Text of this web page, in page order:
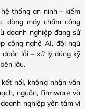
thống an ninh – kiểm
dòng máy chấm công
doanh nghiệp đang sử
công nghệ AI, đội ngũ
lỗi – xử lý đúng kỹ
lâu.
nối, không nhận vân
nguồn, firmware và
nghiệp yên tâm vì